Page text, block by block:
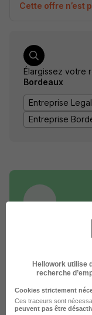
Cette offre n’est
Élargissez votre
Bordeaux
Entreprise
Entreprise
DÉPOSEZ
Rendez votre
recruteurs de la
Hellowork utilise
recherche
Cookies strictement
Ces traceurs sont
peuvent pas être